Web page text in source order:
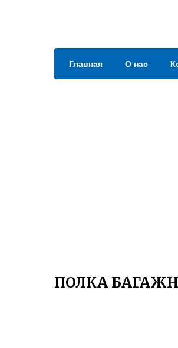
Главная О нас
ПОЛКА